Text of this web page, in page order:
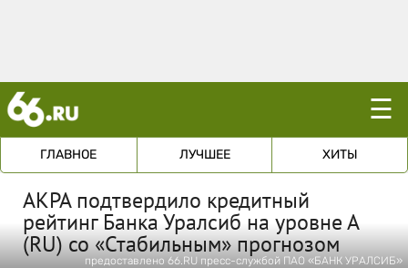
☰
ГЛАВНОЕ ЛУЧШЕЕ ХИТЫ
АКРА подтвердило кредитный
рейтинг Банка Уралсиб на уровне А
(RU) со «Стабильным» прогнозом
предоставлено 66.RU пресс-службой ПАО «БАНК УРАЛСИБ»